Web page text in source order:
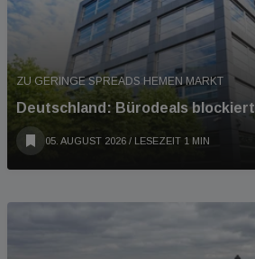
ZU GERINGE SPREADS HEMEN MARKT
Deutschland: Bürodeals blockiert
05. AUGUST 2026 / LESEZEIT 1 MIN